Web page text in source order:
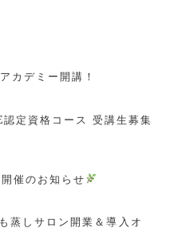
カデミー開講！
定資格コース 受講生募集
催のお知らせ
しサロン開業＆導入オ